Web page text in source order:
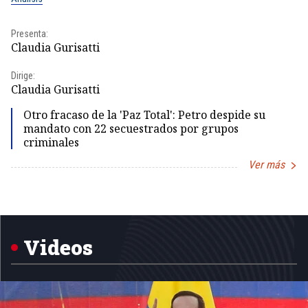
Presenta:
Claudia Gurisatti
Dirige:
Claudia Gurisatti
Otro fracaso de la 'Paz Total': Petro despide su
mandato con 22 secuestrados por grupos
criminales
Ver más
5
Videos